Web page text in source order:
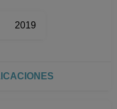
PROFESOR
Facultad de Ciencias
2019